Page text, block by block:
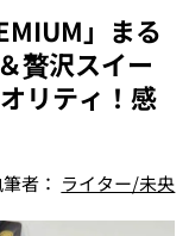
」まる
贅沢スイー
リティ！感
者： ライター/未央